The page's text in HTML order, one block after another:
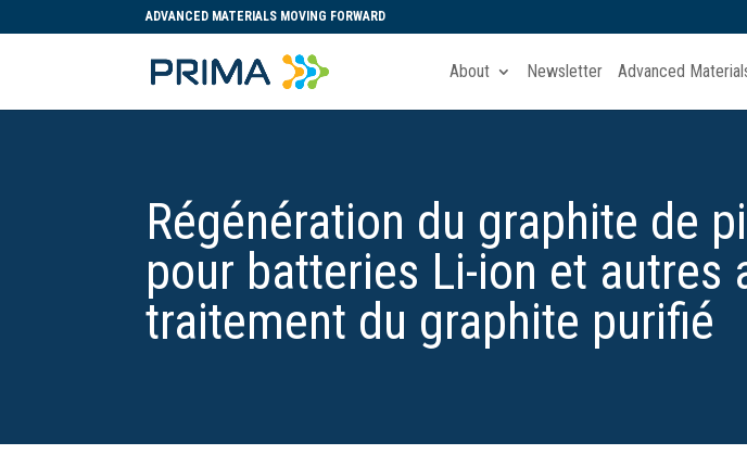
ADVANCED MATERIALS MOVING FORWARD
About Newsletter Advanced
Régénération du graphite de
pour batteries Li-ion et autres
traitement du graphite purifié